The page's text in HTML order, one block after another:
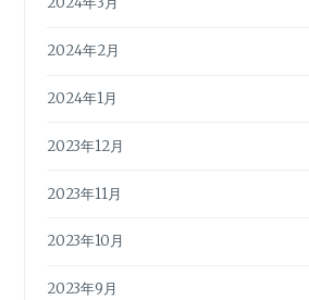
2024年2月
2024年1月
2023年12月
2023年11月
2023年10月
2023年9月